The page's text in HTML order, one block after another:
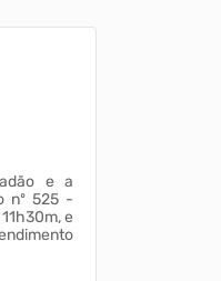
e a